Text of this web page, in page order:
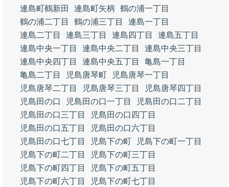
連島町鶴新田
連島町矢柄
鶴の浦一丁目
鶴の浦二丁目
鶴の浦三丁目
連島一丁目
連島二丁目
連島三丁目 連島四丁目
連島五丁目
連島中央一丁目
連島中央二丁目
連島中央三丁目
連島中央四丁目
連島中央五丁目
亀島一丁目
亀島二丁目
児島唐琴町
児島唐琴一丁目
児島唐琴二丁目
児島唐琴三丁目
児島唐琴四丁目
児島田の口
児島田の口一丁目
児島田の口二丁目
児島田の口三丁目
児島田の口四丁目
児島田の口五丁目
児島田の口六丁目
児島田の口七丁目
児島下の町
児島下の町一丁目
児島下の町二丁目
児島下の町三丁目
児島下の町四丁目
児島下の町五丁目
児島下の町六丁目
児島下の町七丁目